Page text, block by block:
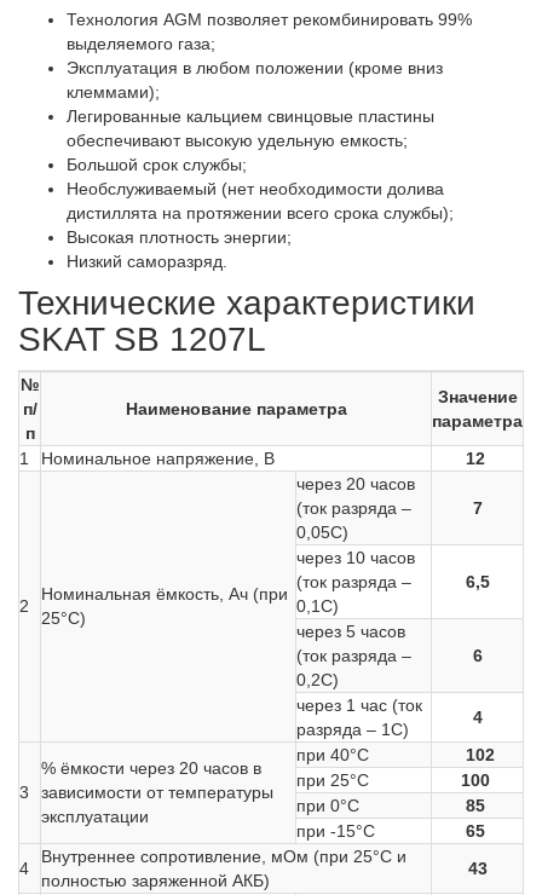
Технология AGM позволяет рекомбинировать 99%
выделяемого газа;
Эксплуатация в любом положении (кроме вниз
клеммами);
Легированные кальцием свинцовые пластины
обеспечивают высокую удельную емкость;
Большой срок службы;
Необслуживаемый (нет необходимости долива
дистиллята на протяжении всего срока службы);
Высокая плотность энергии;
Низкий саморазряд.
Технические характеристики
SKAT SB 1207L
№
п/
п
Наименование параметра
Значение
параметра
1
Номинальное напряжение, В 12
2
Номинальная ёмкость, Ач (при
25°С)
через 20 часов
(ток разряда –
0,05С)
7
через 10 часов
(ток разряда –
0,1С)
6,5
через 5 часов
(ток разряда –
0,2С)
6
через 1 час (ток
разряда – 1С)
4
3
% ёмкости через 20 часов в
зависимости от температуры
эксплуатации
при 40°С
102
при 25°С
100
при 0°С
85
при -15°С
65
4
Внутреннее сопротивление, мОм (при 25°С и
полностью заряженной АКБ)
43